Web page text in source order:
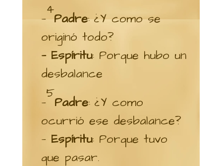
—
4
Padre: ¿Y como se
originó todo?
— Espíritu: Porque hubo un
desbalance
—
5
Padre: ¿Y como
ocurrió ese desbalance?
— Espíritu: Porque tuvo
que pasar.